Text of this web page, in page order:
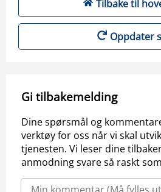
Tilbake til
Oppdater
Gi tilbakemelding
Dine spørsmål og
verktøy for oss når vi skal
tjenesten. Vi leser dine
anmodning svare så raskt